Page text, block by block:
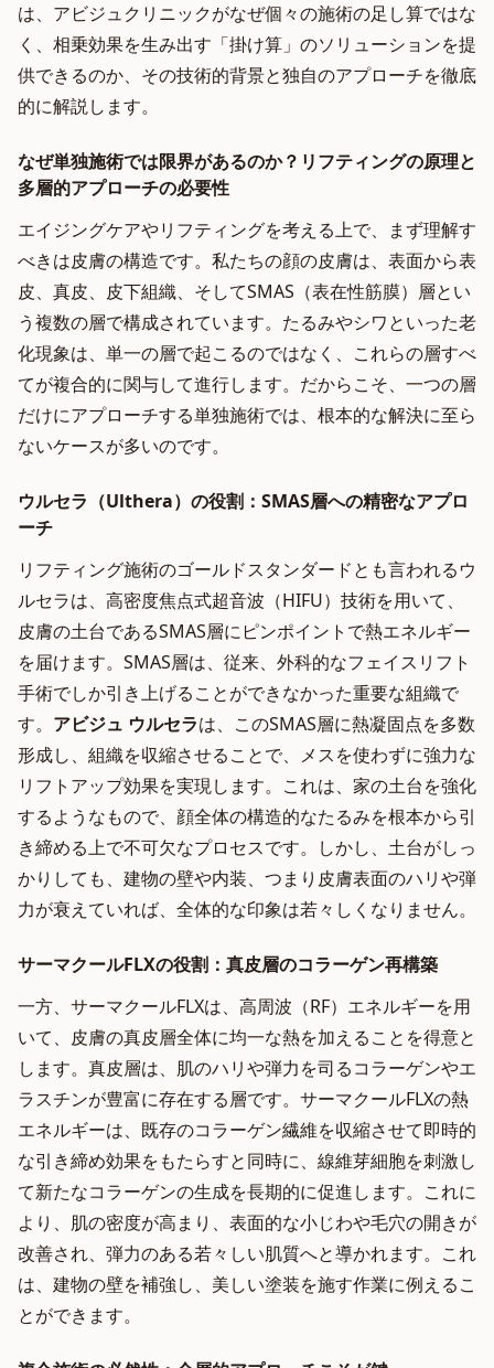
は、アビジュクリニックがなぜ個々の施術の足し算ではな
く、相乗効果を生み出す「掛け算」のソリューションを提
供できるのか、その技術的背景と独自のアプローチを徹底
的に解説します。
なぜ単独施術では限界があるのか？リフティングの原理と
多層的アプローチの必要性
エイジングケアやリフティングを考える上で、まず理解す
べきは皮膚の構造です。私たちの顔の皮膚は、表面から表
皮、真皮、皮下組織、そしてSMAS（表在性筋膜）層とい
う複数の層で構成されています。たるみやシワといった老
化現象は、単一の層で起こるのではなく、これらの層すべ
てが複合的に関与して進行します。だからこそ、一つの層
だけにアプローチする単独施術では、根本的な解決に至ら
ないケースが多いのです。
ウルセラ（Ulthera）の役割：SMAS層への精密なアプロ
ーチ
リフティング施術のゴールドスタンダードとも言われるウ
ルセラは、高密度焦点式超音波（HIFU）技術を用いて、
皮膚の土台であるSMAS層にピンポイントで熱エネルギー
を届けます。SMAS層は、従来、外科的なフェイスリフト
手術でしか引き上げることができなかった重要な組織で
す。 アビジュ ウルセラは、このSMAS層に熱凝固点を多数
形成し、組織を収縮させることで、メスを使わずに強力な
リフトアップ効果を実現します。これは、家の土台を強化
するようなもので、顔全体の構造的なたるみを根本から引
き締める上で不可欠なプロセスです。しかし、土台がしっ
かりしても、建物の壁や内装、つまり皮膚表面のハリや弾
力が衰えていれば、全体的な印象は若々しくなりません。
サーマクールFLXの役割：真皮層のコラーゲン再構築
一方、サーマクールFLXは、高周波（RF）エネルギーを用
いて、皮膚の真皮層全体に均一な熱を加えることを得意と
します。真皮層は、肌のハリや弾力を司るコラーゲンやエ
ラスチンが豊富に存在する層です。サーマクールFLXの熱
エネルギーは、既存のコラーゲン繊維を収縮させて即時的
な引き締め効果をもたらすと同時に、線維芽細胞を刺激し
て新たなコラーゲンの生成を長期的に促進します。これに
より、肌の密度が高まり、表面的な小じわや毛穴の開きが
改善され、弾力のある若々しい肌質へと導かれます。これ
は、建物の壁を補強し、美しい塗装を施す作業に例えるこ
とができます。